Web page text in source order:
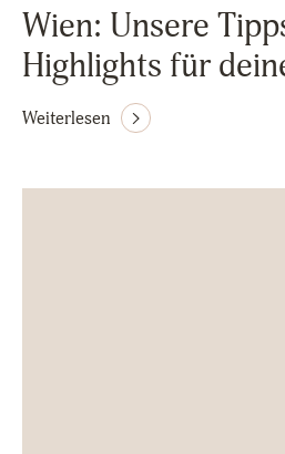
Wien: Unsere
Highlights für
Weiterlesen